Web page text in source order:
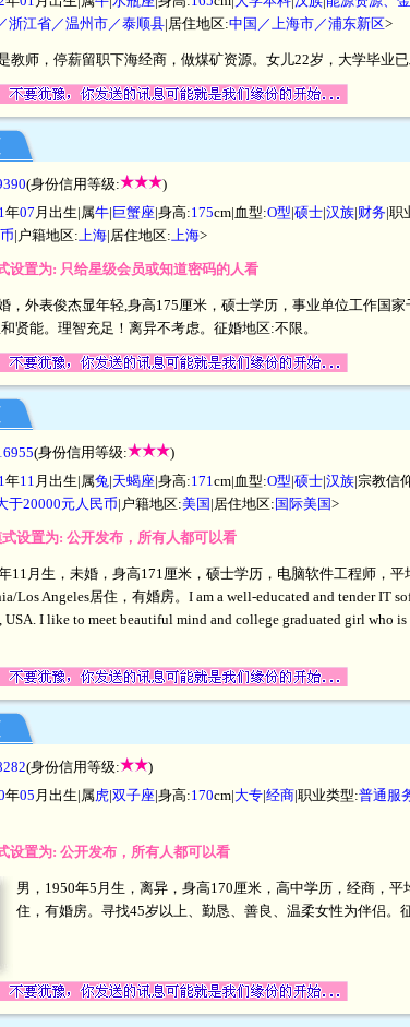
浙江省／温州市／泰顺县|居住地区:中国／上海市／浦东新区>
教师，停薪留职下海经商，做煤矿资源。女儿22岁，大学毕业
(身份信用等级:
)
年07 月出生|属牛|巨蟹座|身高:175cm|血型:O型|硕士|汉族|财务|职
|户籍地区: 上海|居住地区: 上海>
设置为: 只给星级会员或知道密码的人看
，外表俊杰显年轻,身高175厘米，硕士学历，事业单位工作国
贤能。理智充足！离异不考虑。征婚地区:不限。
(身份信用等级:
)
年11 月出生|属兔 |天蝎座|身高:171 cm|血型:O型|硕士|汉族|宗教信
于20000元人民币|户籍地区:美国|居住地区:国际美国>
设置为: 公开发布，所有人都可以看
11月生，未婚，身高171厘米，硕士学历，电脑软件工程师，
Los Angeles居住，有婚房。I am a well-educated and tender IT
I like to meet beautiful mind and college graduated girl who is
(身份信用等级:
)
年05 月出生|属虎|双子座|身高:170cm|大专|经商|职业类型:普通服
设置为: 公开发布，所有人都可以看
男，1950年5月生，离异，身高170厘米，高中学历，经商，
住，有婚房。寻找45岁以上、勤恳、善良、温柔女性为伴侣。